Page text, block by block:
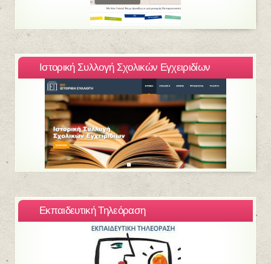
Ιστορική Συλλογή Σχολικών Εγχειριδίων
Εκπαιδευτική Τηλεόραση